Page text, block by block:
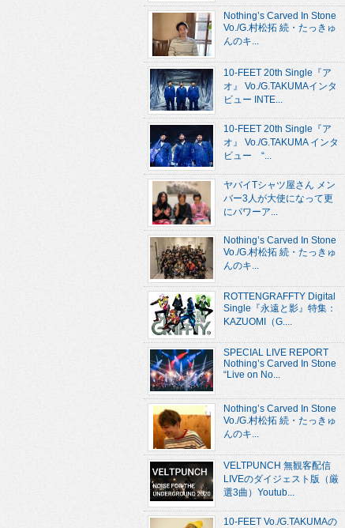
Nothing’s Carved In Stone
Vo./G.村松拓 続・たっきゅ
んのキ...
10-FEET 20th Single『ア
オ』 Vo./G.TAKUMAインタ
ビュー INTE...
10-FEET 20th Single『ア
オ』 Vo./G.TAKUMA インタ
ビュー “...
ヤバイTシャツ屋さん メン
バー3人が大使になって更
にパワーア...
Nothing’s Carved In Stone
Vo./G.村松拓 続・たっきゅ
んのキ...
ROTTENGRAFFTY Digital
Single『永遠と影』特集：
KAZUOMI（G....
SPECIAL LIVE REPORT
Nothing’s Carved In Stone
“Live on No...
Nothing’s Carved In Stone
Vo./G.村松拓 続・たっきゅ
んのキ...
VELTPUNCH 無観客配信
LIVEのダイジェスト版（厳
選3曲）Youtub...
10-FEET Vo./G.TAKUMAの